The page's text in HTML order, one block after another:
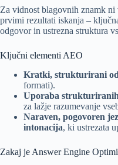
Za vidnost blagovnih znamk
prvimi rezultati iskanja –
odgovor in ustrezna struktura
Ključni elementi AEO
Kratki, strukturirani
formati).
Uporaba
za lažje razumevanje
Naraven, pogovoren
intonacija, ki ustrezata
Zakaj je Answer Engine